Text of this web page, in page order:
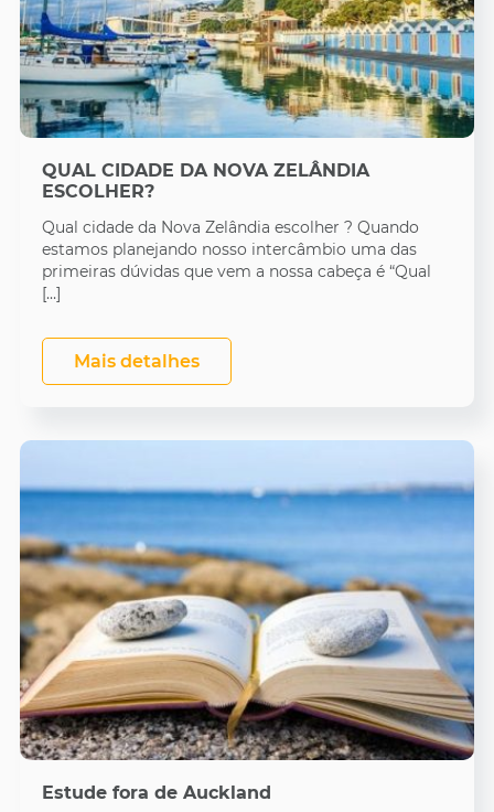
QUAL CIDADE DA NOVA ZELÂNDIA
ESCOLHER?
Qual cidade da Nova Zelândia escolher ? Quando
estamos planejando nosso intercâmbio uma das
primeiras dúvidas que vem a nossa cabeça é “Qual
[…]
Mais detalhes
Estude fora de Auckland